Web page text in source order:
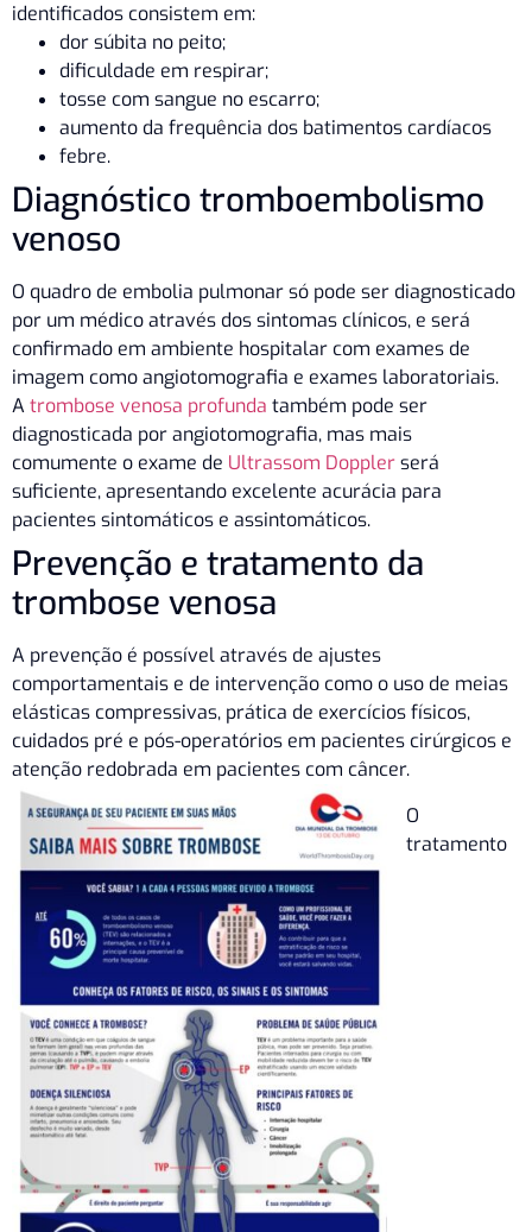
identificados consistem em:
dor súbita no peito;
dificuldade em respirar;
tosse com sangue no escarro;
aumento da frequência dos batimentos cardíacos
febre.
Diagnóstico tromboembolismo
venoso
O quadro de embolia pulmonar só pode ser diagnosticado
por um médico através dos sintomas clínicos, e será
confirmado em ambiente hospitalar com exames de
imagem como angiotomografia e exames laboratoriais.
A trombose venosa profunda também pode ser
diagnosticada por angiotomografia, mas mais
comumente o exame de Ultrassom Dopplerserá
suficiente, apresentando excelente acurácia para
pacientes sintomáticos e assintomáticos.
Prevenção e tratamento da
trombose venosa
A prevenção é possível através de ajustes
comportamentais e de intervenção como o uso de meias
elásticas compressivas, prática de exercícios físicos,
cuidados pré e pós-operatórios em pacientes cirúrgicos e
atenção redobrada em pacientes com câncer.
O
tratamento